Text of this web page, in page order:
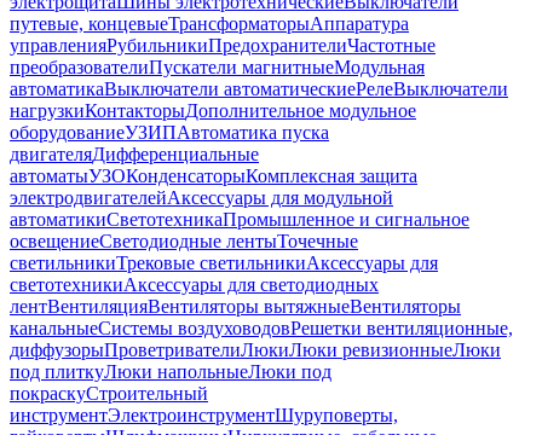
путевые, концевыеТрансформаторыАппаратура
управленияРубильникиПредохранителиЧастотные
преобразователиПускатели магнитныеМодульная
автоматикаВыключатели автоматическиеРелеВыключатели
нагрузкиКонтакторыДополнительное модульное
оборудованиеУЗИПАвтоматика пуска
двигателяДифференциальные
автоматыУЗОКонденсаторыКомплексная защита
электродвигателейАксессуары для модульной
автоматикиСветотехникаПромышленное и сигнальное
освещениеСветодиодные лентыТочечные
светильникиТрековые светильникиАксессуары для
светотехникиАксессуары для светодиодных
лентВентиляцияВентиляторы вытяжныеВентиляторы
канальныеСистемы воздуховодовРешетки вентиляционные,
диффузорыПроветривателиЛюкиЛюки ревизионныеЛюки
под плиткуЛюки напольныеЛюки под
покраскуСтроительный
инструментЭлектроинструментШуруповерты,